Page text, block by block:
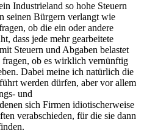
Industrieland so hohe Steuern
seinen Bürgern verlangt wie
ob die ein oder andere
dass jede mehr gearbeitete
Steuern und Abgaben belastet
ob es wirklich vernünftig
Dabei meine ich natürlich die
werden dürfen, aber vor allem
und
sich Firmen idiotischerweise
verabschieden, für die sie dann